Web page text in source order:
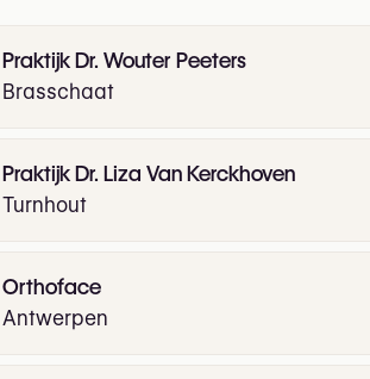
Praktijk Dr. Wouter Peeters
Brasschaat
Praktijk Dr. Liza Van Kerckhoven
Turnhout
Orthoface
Antwerpen